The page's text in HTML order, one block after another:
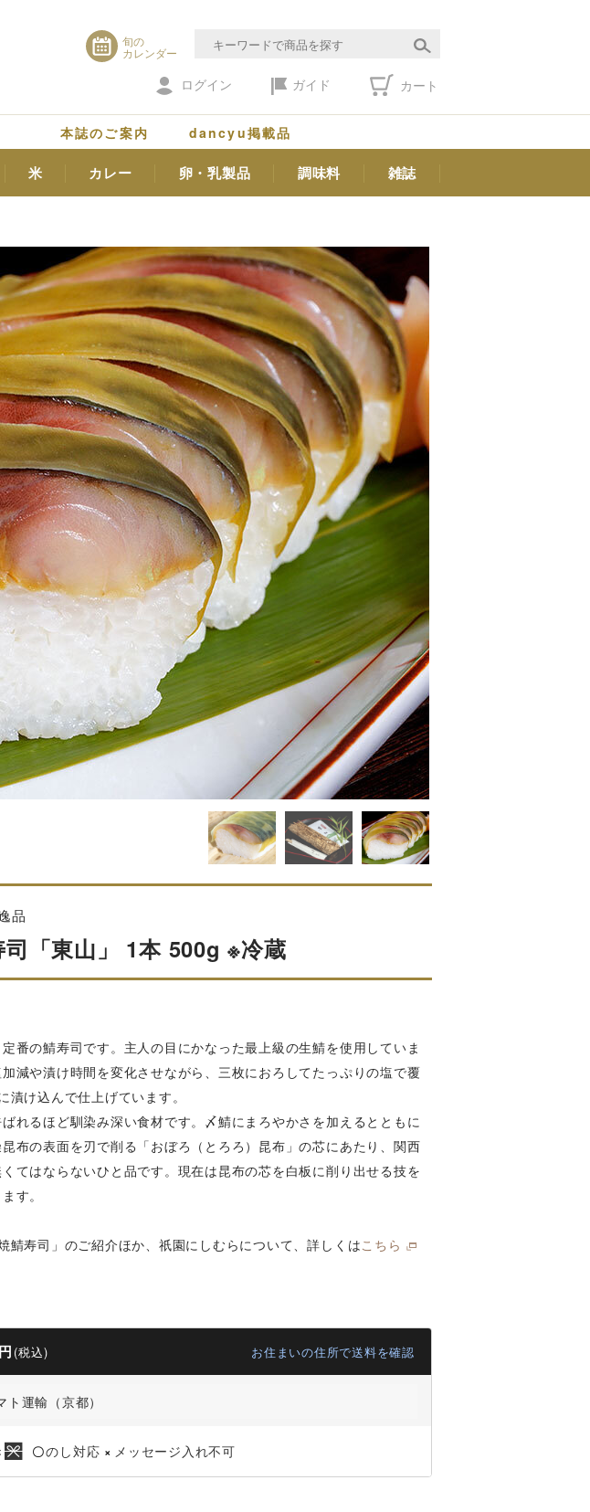
旬の
カレンダー
ログイン ガイド カート
本誌のご案内 dancyu掲載品
米 カレー 卵・乳製品 調味料 雑誌
品
「東山」 1本 500g ※冷蔵
番の鯖寿司です。主人の目にかなった最上級の生鯖を使用していま
減や漬け時間を変化させながら、三枚におろしてたっぷりの塩で覆
け込んで仕上げています。
れるほど馴染み深い食材です。〆鯖にまろやかさを加えるとともに
布の表面を刃で削る「おぼろ（とろろ）昆布」の芯にあたり、関西
てはならないひと品です。現在は昆布の芯を白板に削り出せる技を
す。
寿司」のご紹介ほか、祇園にしむらについて、詳しくはこちら
(税込) お住まいの住所で送料を確認
ト運輸（京都）
〇のし対応 × メッセージ入れ不可